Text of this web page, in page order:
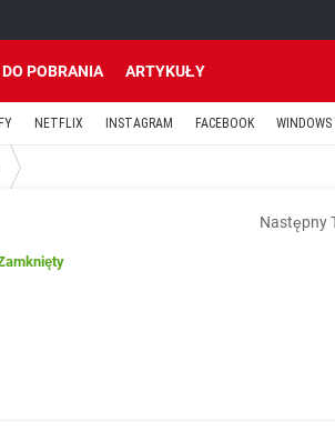
DO POBRANIA ARTYKUŁY
NETFLIX INSTAGRAM FACEBOOK
Następny